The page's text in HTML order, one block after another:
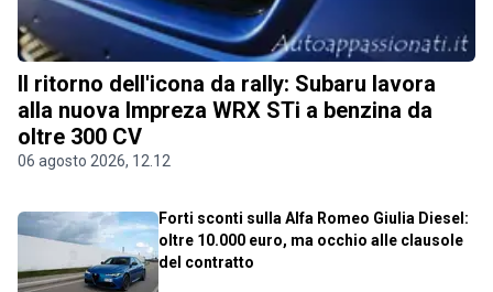
Il ritorno dell'icona da rally: Subaru lavora
alla nuova Impreza WRX STi a benzina da
oltre 300 CV
06 agosto 2026, 12.12
Forti sconti sulla Alfa Romeo Giulia Diesel:
oltre 10.000 euro, ma occhio alle clausole
del contratto